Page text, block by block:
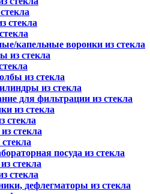
стекла
капельные воронки из стекла
из стекла
из стекла
из стекла
для фильтрации из стекла
из стекла
стекла
стекла
посуда из стекла
стекла
стекла
дефлегматоры из стекла